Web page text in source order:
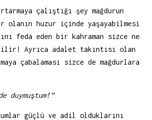
çalıştığı şey mağdurun
olanın huzur içinde yaşayabilmesi
feda eden bir kahraman sizce ne
Ayrıca adalet takıntısı olan
çabalaması sizce de mağdurlara
duymuştum!”
güçlü ve adil olduklarını